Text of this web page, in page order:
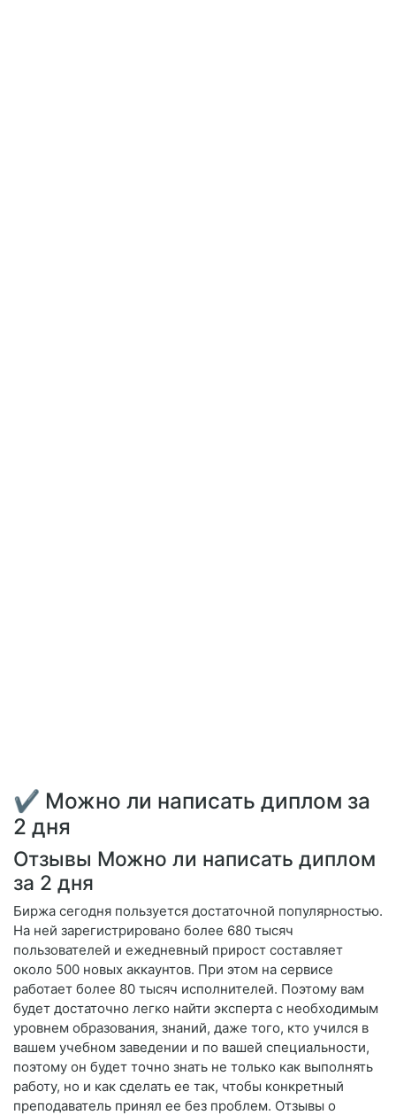
✔ Можно ли написать диплом за
2 дня
Отзывы Можно ли написать диплом
за 2 дня
Биржа сегодня пользуется достаточной популярностью.
На ней зарегистрировано более 680 тысяч
пользователей и ежедневный прирост составляет
около 500 новых аккаунтов. При этом на сервисе
работает более 80 тысяч исполнителей. Поэтому вам
будет достаточно легко найти эксперта с необходимым
уровнем образования, знаний, даже того, кто учился в
вашем учебном заведении и по вашей специальности,
поэтому он будет точно знать не только как выполнять
работу, но и как сделать ее так, чтобы конкретный
преподаватель принял ее без проблем. Отзывы о